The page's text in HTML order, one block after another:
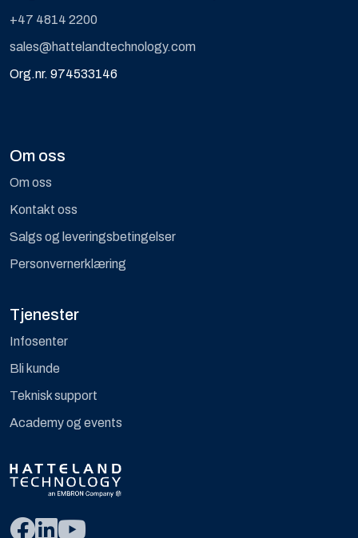
+47 4814 2200
sales@hattelandtechnology.com
Org.nr. 974533146
Om oss
Om oss
Kontakt oss
Salgs og leveringsbetingelser
Personvernerklæring
Tjenester
Infosenter
Bli kunde
Teknisk support
Academy og events